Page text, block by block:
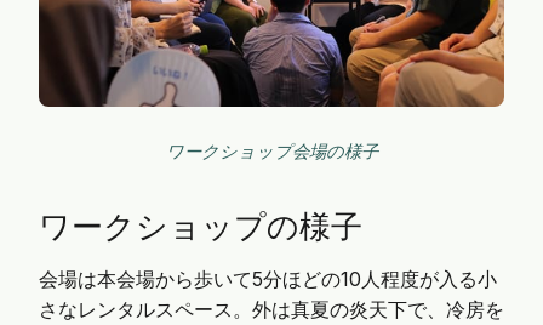
ワークショップ会場の様子
ワークショップの様子
会場は本会場から歩いて5分ほどの10人程度が入る小
さなレンタルスペース。外は真夏の炎天下で、冷房を